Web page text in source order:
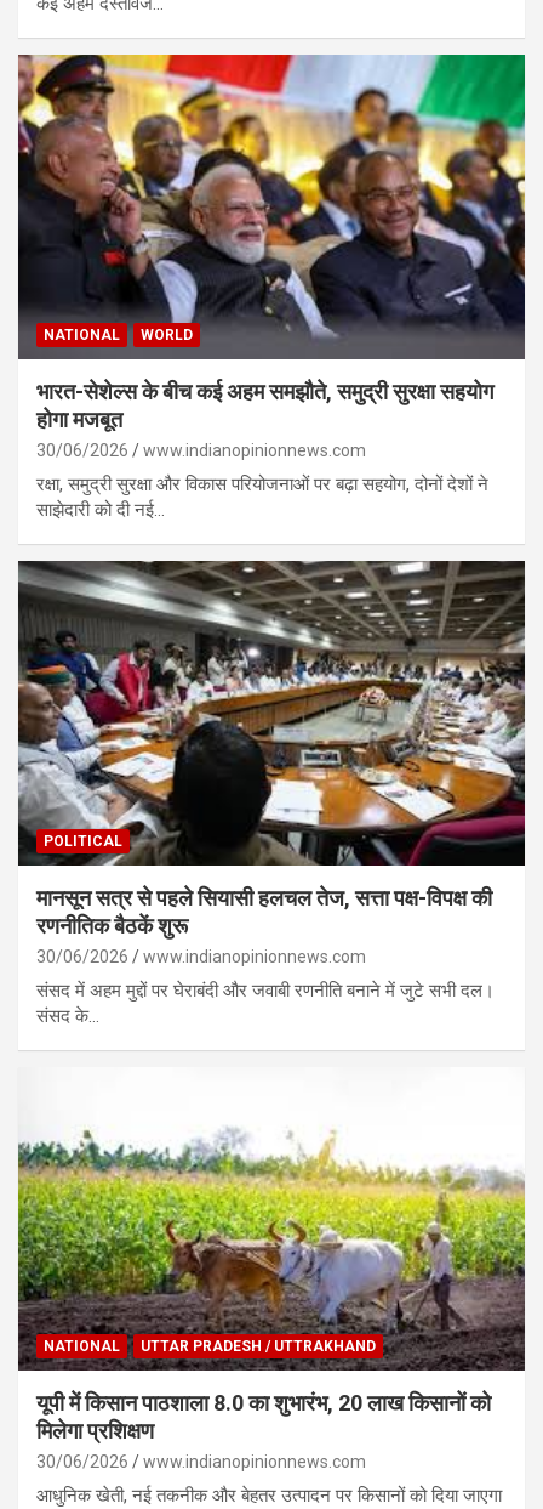
NATIONAL WORLD
भारत-सेशेल्स के बीच कई अहम समझौते, समुद्री सुरक्षा सहयोग
होगा मजबूत
30/06/2026 www.indianopinionnews.com
रक्षा, समुद्री सुरक्षा और विकास परियोजनाओं पर बढ़ा सहयोग, दोनों देशों ने
साझेदारी को दी नई…
POLITICAL
मानसून सत्र से पहले सियासी हलचल तेज, सत्ता पक्ष-विपक्ष की
रणनीतिक बैठकें शुरू
30/06/2026 www.indianopinionnews.com
संसद में अहम मुद्दों पर घेराबंदी और जवाबी रणनीति बनाने में जुटे सभी दल।
संसद के…
NATIONAL UTTAR PRADESH / UTTRAKHAND
यूपी में किसान पाठशाला 8.0 का शुभारंभ, 20 लाख किसानों को
मिलेगा प्रशिक्षण
30/06/2026 www.indianopinionnews.com
आधुनिक खेती, नई तकनीक और बेहतर उत्पादन पर किसानों को दिया जाएगा